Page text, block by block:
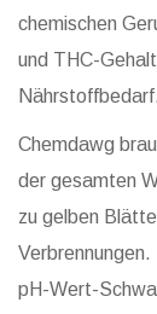
chemischen
und THC-
Nährstoffbedarf.
Chemdawg
der gesamten
zu gelben
pH-Wert-